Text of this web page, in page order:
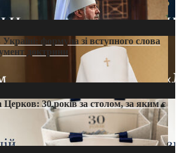
формула зі вступного слова
доктрини
Церков: 30 років за столом, за яким є